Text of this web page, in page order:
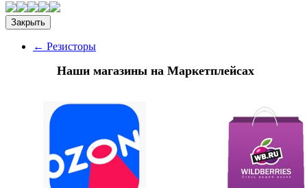
Закрыть
← Резисторы
Наши магазины на Маркетплейсах